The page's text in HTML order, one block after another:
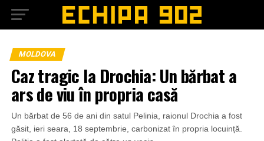
MOLDOVA
Caz tragic la Drochia: Un bărbat a
ars de viu în propria casă
Un bărbat de 56 de ani din satul Pelinia, raionul Drochia a fost
găsit, ieri seara, 18 septembrie, carbonizat în propria locuință.